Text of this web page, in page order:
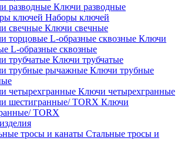
Ключи разводные
Наборы ключей
Ключи свечные
Ключи
L-образные сквозные
Ключи трубчатые
Ключи трубные
Ключи четырехгранные
Ключи
TORX
Стальные тросы и